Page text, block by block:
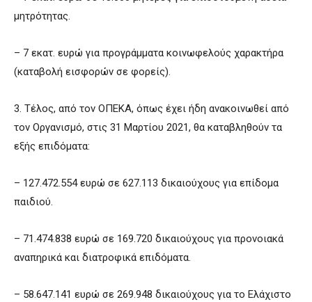
μητρότητας.
– 7 εκατ. ευρώ για προγράμματα κοινωφελούς χαρακτήρα
(καταβολή εισφορών σε φορείς).
3. Τέλος, από τον ΟΠΕΚΑ, όπως έχει ήδη ανακοινωθεί από
τον Οργανισμό, στις 31 Μαρτίου 2021, θα καταβληθούν τα
εξής επιδόματα:
– 127.472.554 ευρώ σε 627.113 δικαιούχους για επίδομα
παιδιού.
– 71.474.838 ευρώ σε 169.720 δικαιούχους για προνοιακά
αναπηρικά και διατροφικά επιδόματα.
– 58.647.141 ευρώ σε 269.948 δικαιούχους για το Ελάχιστο